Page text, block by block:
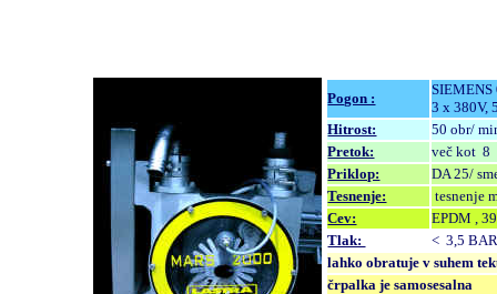
Pogon :
3 x 380V,
Hitrost:
50 obr/
Pretok:
več kot
Priklop:
DA 25/
Tesnenje:
tesnenje
Cev:
EPDM ,
Tlak:
< 3,5
lahko obratuje v suhem
črpalka je samosesalna